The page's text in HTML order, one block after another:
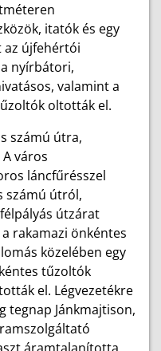
itatók és egy
az újfehértói
nyírbátori,
valamint a
oltották el.
számú útra,
város
láncfűrésszel
számú útról,
útzárat
rakamazi önkéntes
közelében egy
tűzoltók
el. Légvezetékre
tegnap Jánkmajtison,